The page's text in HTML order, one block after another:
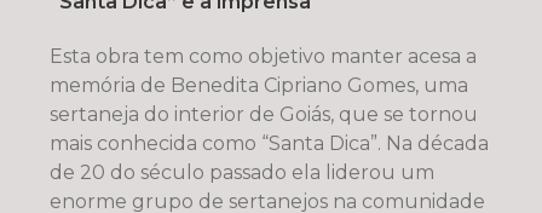
Esta obra tem como objetivo manter acesa a
memória de Benedita Cipriano Gomes, uma
sertaneja do interior de Goiás, que se tornou
mais conhecida como “Santa Dica”. Na década
de 20 do século passado ela liderou um
enorme grupo de sertanejos na comunidade